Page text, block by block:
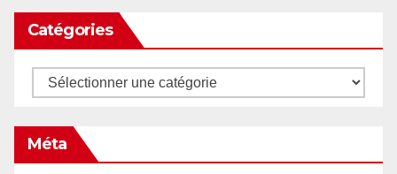
Catégories
Catégories
Méta